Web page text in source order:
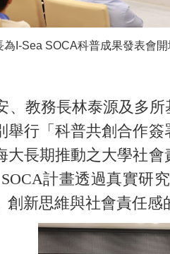
I-Sea SOCA科普成果發表會開
教務長林泰源及多
舉行「科普共創合作
大長期推動之大學社
計畫透過真實研
新思維與社會責任感